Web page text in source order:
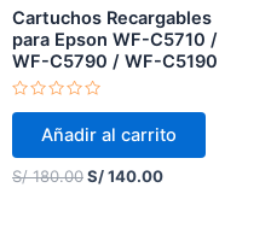
Cartuchos Recargables
para Epson WF-C5710 /
WF-C5790 / WF-C5190
Valorado
de
5
Añadir al carrito
S/180.00S/140.00